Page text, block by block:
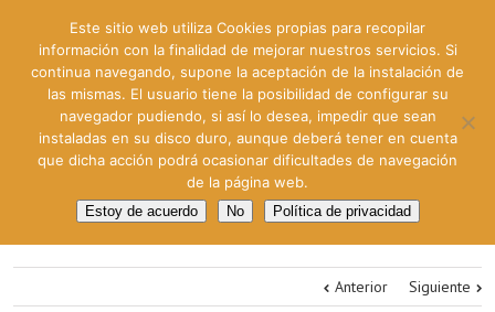
Anterior Siguiente
Este sitio web utiliza Cookies propias para recopilar
información con la finalidad de mejorar nuestros servicios. Si
continua navegando, supone la aceptación de la instalación de
las mismas. El usuario tiene la posibilidad de configurar su
navegador pudiendo, si así lo desea, impedir que sean
instaladas en su disco duro, aunque deberá tener en cuenta
que dicha acción podrá ocasionar dificultades de navegación
de la página web.
Estoy de acuerdo No Política de privacidad